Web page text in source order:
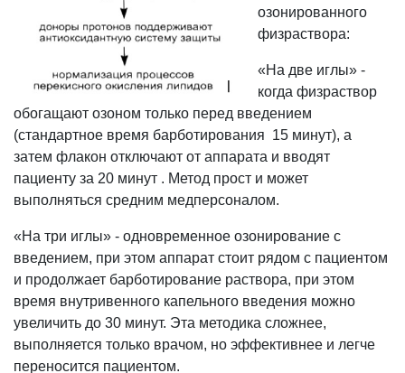
озонированного
физраствора:
«На две иглы» -
когда физраствор
обогащают озоном только перед введением
(стандартное время барботирования 15 минут), а
затем флакон отключают от аппарата и вводят
пациенту за 20 минут . Метод прост и может
выполняться средним медперсоналом.
«На три иглы» - одновременное озонирование с
введением, при этом аппарат стоит рядом с пациентом
и продолжает барботирование раствора, при этом
время внутривенного капельного введения можно
увеличить до 30 минут. Эта методика сложнее,
выполняется только врачом, но эффективнее и легче
переносится пациентом.